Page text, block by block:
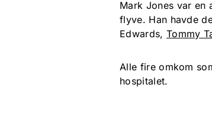
Mark Jones var
flyve. Han havde
Edwards, Tommy
Alle fire omkom
hospitalet.